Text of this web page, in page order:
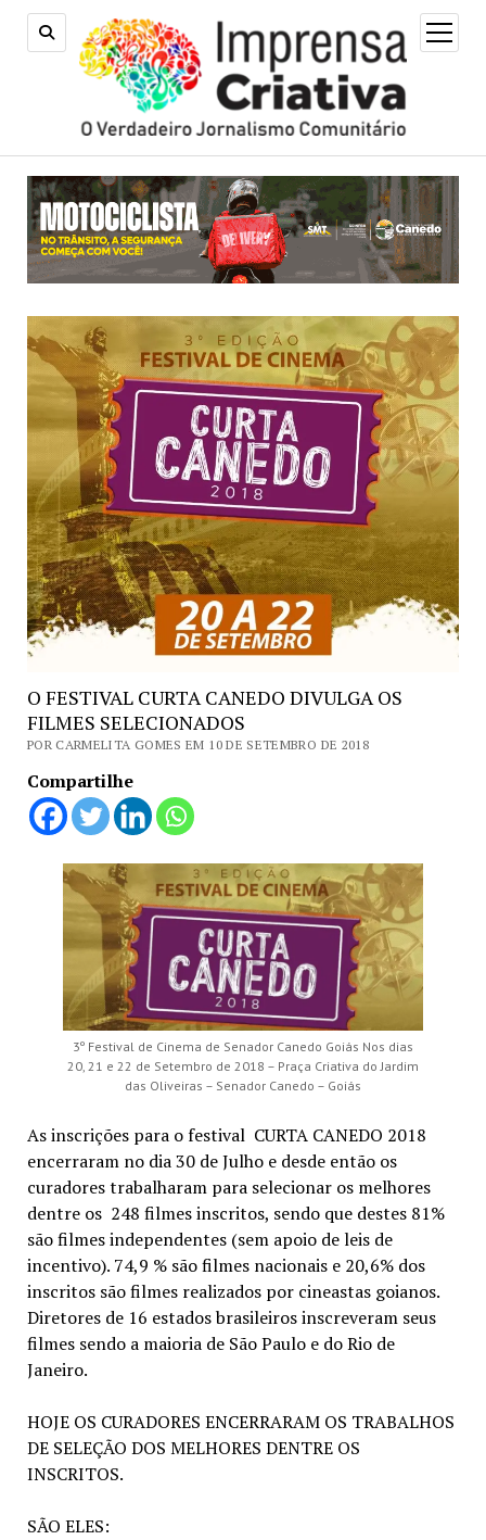
open
menu
O FESTIVAL CURTA CANEDO DIVULGA OS
FILMES SELECIONADOS
POR CARMELITA GOMES EM 10 DE SETEMBRO DE 2018
Compartilhe
3º Festival de Cinema de Senador Canedo Goiás Nos dias
20, 21 e 22 de Setembro de 2018 – Praça Criativa do Jardim
das Oliveiras – Senador Canedo – Goiás
As inscrições para o festival CURTA CANEDO 2018
encerraram no dia 30 de Julho e desde então os
curadores trabalharam para selecionar os melhores
dentre os 248 filmes inscritos, sendo que destes 81%
são filmes independentes (sem apoio de leis de
incentivo). 74,9 % são filmes nacionais e 20,6% dos
inscritos são filmes realizados por cineastas goianos.
Diretores de 16 estados brasileiros inscreveram seus
filmes sendo a maioria de São Paulo e do Rio de
Janeiro.
HOJE OS CURADORES ENCERRARAM OS TRABALHOS
DE SELEÇÃO DOS MELHORES DENTRE OS
INSCRITOS.
SÃO ELES: